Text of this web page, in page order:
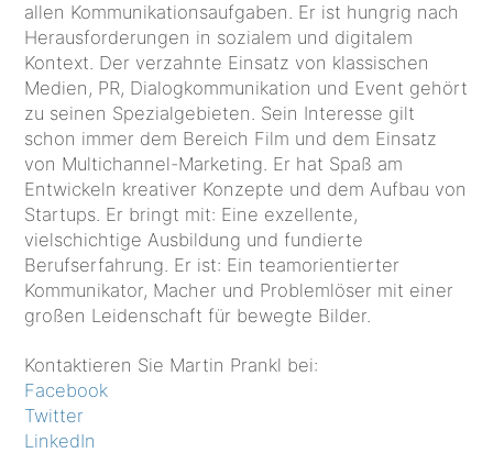
allen Kommunikationsaufgaben. Er ist hungrig nach
Herausforderungen in sozialem und digitalem
Kontext. Der verzahnte Einsatz von klassischen
Medien, PR, Dialogkommunikation und Event gehört
zu seinen Spezialgebieten. Sein Interesse gilt
schon immer dem Bereich Film und dem Einsatz
von Multichannel-Marketing. Er hat Spaß am
Entwickeln kreativer Konzepte und dem Aufbau von
Startups. Er bringt mit: Eine exzellente,
vielschichtige Ausbildung und fundierte
Berufserfahrung. Er ist: Ein teamorientierter
Kommunikator, Macher und Problemlöser mit einer
großen Leidenschaft für bewegte Bilder.
Kontaktieren Sie Martin Prankl bei:
Facebook
Twitter
LinkedIn